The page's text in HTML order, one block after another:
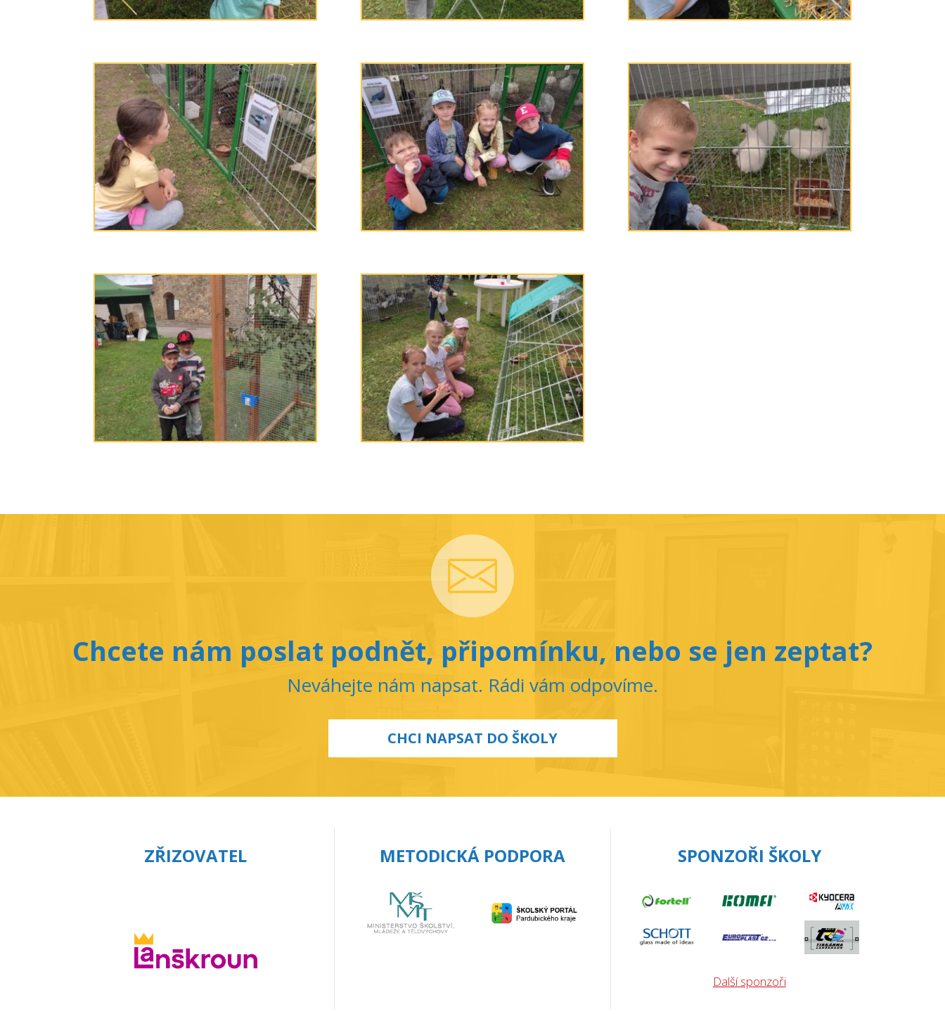
Chcete nám poslat podnět, připomínku, nebo se jen zeptat?
Neváhejte nám napsat. Rádi vám odpovíme.
CHCI NAPSAT DO ŠKOLY
ZŘIZOVATEL METODICKÁ PODPORA SPONZOŘI ŠKOLY
Další sponzoři